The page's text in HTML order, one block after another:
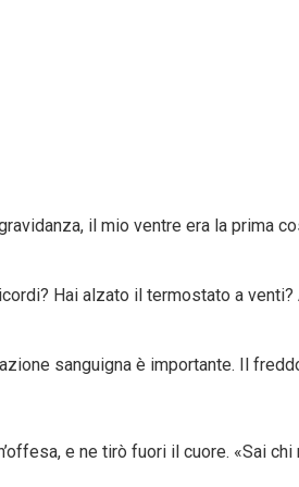
il mio ventre era la prima
Hai alzato il termostato a
sanguigna è importante. Il
e ne tirò fuori il cuore. «Sai chi